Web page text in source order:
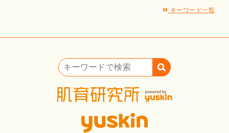
キーワード一覧
キーワードで検索